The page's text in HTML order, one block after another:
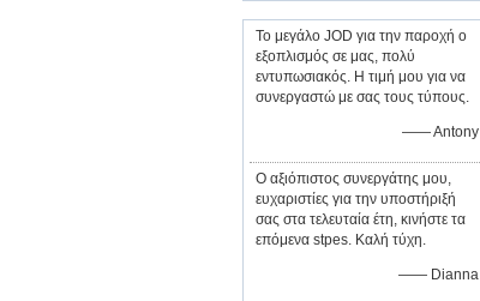
Το μεγάλο JOD για την παροχή ο
εξοπλισμός σε μας, πολύ
εντυπωσιακός. Η τιμή μου για να
συνεργαστώ με σας τους τύπους.
—— Antony
Ο αξιόπιστος συνεργάτης μου,
ευχαριστίες για την υποστήριξή
σας στα τελευταία έτη, κινήστε τα
επόμενα stpes. Καλή τύχη.
—— Dianna